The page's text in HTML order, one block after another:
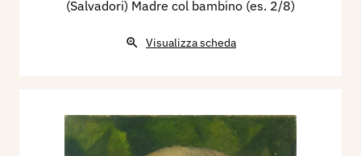
(Salvadori) Madre col bambino (es. 2/8)
Visualizza scheda